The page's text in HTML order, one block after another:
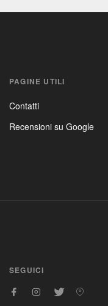
PAGINE UTILI
Contatti
Recensioni su Google
SEGUICI